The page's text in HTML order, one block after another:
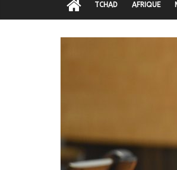
TCHAD AFRIQUE